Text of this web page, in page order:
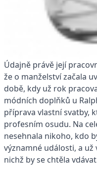
Údajně právě její
že o manželství začala
době, kdy už rok
módních doplňků u
příprava vlastní svatby,
profesním osudu. Na
nesehnala nikoho, kdo
významné události, a už
nichž by se chtěla